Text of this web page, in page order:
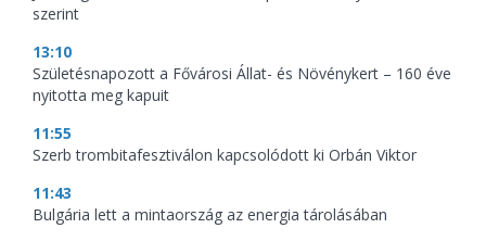
szerint
13:10
Születésnapozott a Fővárosi Állat- és Növénykert – 160 éve
nyitotta meg kapuit
11:55
Szerb trombitafesztiválon kapcsolódott ki Orbán Viktor
11:43
Bulgária lett a mintaország az energia tárolásában